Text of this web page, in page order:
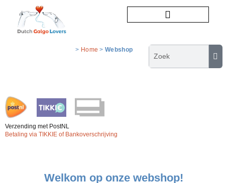
> Home >Webshop
Verzending met PostNL
Betaling via TIKKIE of Bankoverschrijving
Welkom op onze webshop!